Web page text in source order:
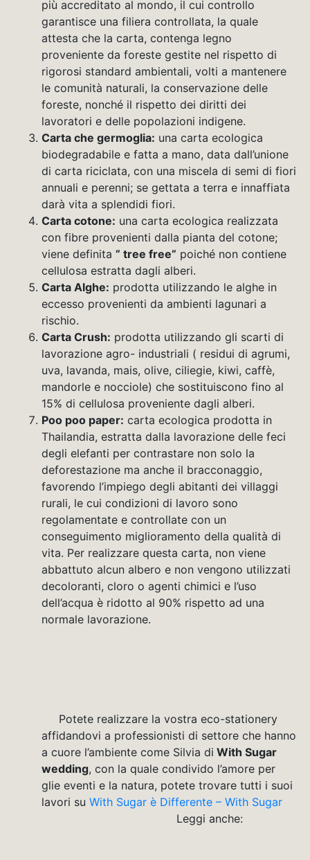
più accreditato al mondo, il cui controllo
garantisce una filiera controllata, la quale
attesta che la carta, contenga legno
proveniente da foreste gestite nel rispetto di
rigorosi standard ambientali, volti a mantenere
le comunità naturali, la conservazione delle
foreste, nonché il rispetto dei diritti dei
lavoratori e delle popolazioni indigene.
Carta che germoglia: una carta ecologica
biodegradabile e fatta a mano, data dall’unione
di carta riciclata, con una miscela di semi di fiori
annuali e perenni; se gettata a terra e innaffiata
darà vita a splendidi fiori.
Carta cotone: una carta ecologica realizzata
con fibre provenienti dalla pianta del cotone;
viene definita ” tree free” poiché non contiene
cellulosa estratta dagli alberi.
Carta Alghe: prodotta utilizzando le alghe in
eccesso provenienti da ambienti lagunari a
rischio.
Carta Crush: prodotta utilizzando gli scarti di
lavorazione agro- industriali ( residui di agrumi,
uva, lavanda, mais, olive, ciliegie, kiwi, caffè,
mandorle e nocciole) che sostituiscono fino al
15% di cellulosa proveniente dagli alberi.
Poo poo paper: carta ecologica prodotta in
Thailandia, estratta dalla lavorazione delle feci
degli elefanti per contrastare non solo la
deforestazione ma anche il bracconaggio,
favorendo l’impiego degli abitanti dei villaggi
rurali, le cui condizioni di lavoro sono
regolamentate e controllate con un
conseguimento miglioramento della qualità di
vita. Per realizzare questa carta, non viene
abbattuto alcun albero e non vengono utilizzati
decoloranti, cloro o agenti chimici e l’uso
dell’acqua è ridotto al 90% rispetto ad una
normale lavorazione.
Potete realizzare la vostra eco-stationery
affidandovi a professionisti di settore che hanno
a cuore l’ambiente come Silvia di With Sugar
wedding, con la quale condivido l’amore per
glie eventi e la natura, potete trovare tutti i suoi
lavori su With Sugar è Differente – With Sugar
Leggi anche: